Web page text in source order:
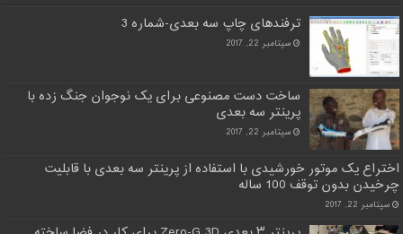
ترفندهای چاپ سه بعدی-شماره 3
سپتامبر 22, 2017
ساخت دست مصنوعی برای یک نوجوان جنگ زده با
پرینتر سه بعدی
سپتامبر 22, 2017
اختراع یک موتور خورشیدی با استفاده از پرینتر سه بعدی با قابلیت
چرخیدن بدون توقف 100 ساله
سپتامبر 22, 2017